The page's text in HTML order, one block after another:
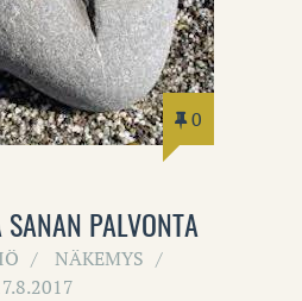
0
PALVONTA
NÄKEMYS